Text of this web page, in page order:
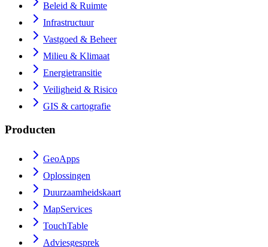
Beleid & Ruimte
Infrastructuur
Vastgoed & Beheer
Milieu & Klimaat
Energietransitie
Veiligheid & Risico
GIS & cartografie
Producten
GeoApps
Oplossingen
Duurzaamheidskaart
MapServices
TouchTable
Adviesgesprek